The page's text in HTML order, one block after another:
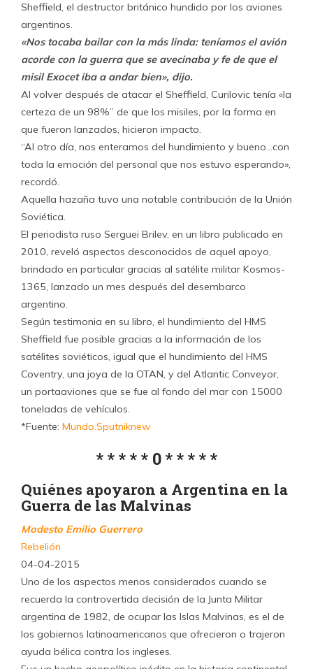
Sheffield, el destructor británico hundido por los aviones
argentinos.
«Nos tocaba bailar con la más linda: teníamos el avión
acorde con la guerra que se avecinaba y fe de que el
misil Exocet iba a andar bien», dijo.
Al volver después de atacar el Sheffield, Curilovic tenía «la
certeza de un 98%” de que los misiles, por la forma en
que fueron lanzados, hicieron impacto.
“Al otro día, nos enteramos del hundimiento y bueno…con
toda la emoción del personal que nos estuvo esperando»,
recordó.
Aquella hazaña tuvo una notable contribución de la Unión
Soviética.
El periodista ruso Serguei Brilev, en un libro publicado en
2010, reveló aspectos desconocidos de aquel apoyo,
brindado en particular gracias al satélite militar Kosmos-
1365, lanzado un mes después del desembarco
argentino.
Según testimonia en su libro, el hundimiento del HMS
Sheffield fue posible gracias a la información de los
satélites soviéticos, igual que el hundimiento del HMS
Coventry, una joya de la OTAN, y del Atlantic Conveyor,
un portaaviones que se fue al fondo del mar con 15000
toneladas de vehículos.
*Fuente: Mundo.Sputniknew
* * * * * 0 * * * * *
Quiénes apoyaron a Argentina en la
Guerra de las Malvinas
Modesto Emilio Guerrero
Rebelión
04-04-2015
Uno de los aspectos menos considerados cuando se
recuerda la controvertida decisión de la Junta Militar
argentina de 1982, de ocupar las Islas Malvinas, es el de
los gobiernos latinoamericanos que ofrecieron o trajeron
ayuda bélica contra los ingleses.